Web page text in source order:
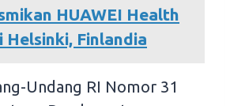
HUAWEI Health
Helsinki, Finlandia
Undang RI Nomor 31